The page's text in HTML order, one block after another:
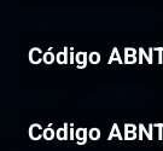
Código
Código